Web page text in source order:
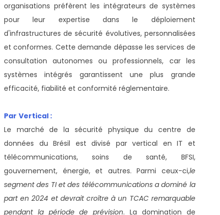
organisations préfèrent les intégrateurs de systèmes
pour leur expertise dans le déploiement
d'infrastructures de sécurité évolutives, personnalisées
et conformes. Cette demande dépasse les services de
consultation autonomes ou professionnels, car les
systèmes intégrés garantissent une plus grande
efficacité, fiabilité et conformité réglementaire.
Par Vertical :
Le marché de la sécurité physique du centre de
données du Brésil est divisé par vertical en IT et
télécommunications, soins de santé, BFSI,
gouvernement, énergie, et autres. Parmi ceux-ci,le
segment des TI et des télécommunications a dominé la
part en 2024 et devrait croître à un TCAC remarquable
pendant la période de prévision. La domination de